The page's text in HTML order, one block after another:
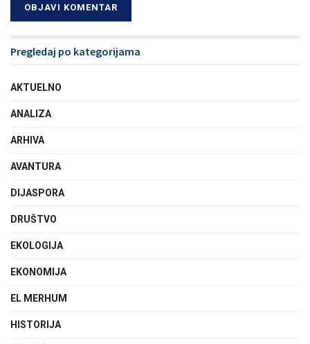
Pregledaj po kategorijama
AKTUELNO
ANALIZA
ARHIVA
AVANTURA
DIJASPORA
DRUŠTVO
EKOLOGIJA
EKONOMIJA
EL MERHUM
HISTORIJA